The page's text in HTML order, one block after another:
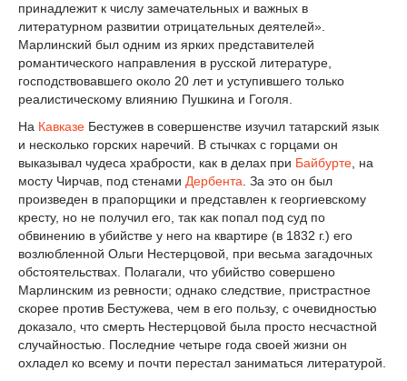
принадлежит к числу замечательных и важных в
литературном развитии отрицательных деятелей».
Марлинский был одним из ярких представителей
романтического направления в русской литературе,
господствовавшего около 20 лет и уступившего только
реалистическому влиянию Пушкина и Гоголя.
На Кавказе Бестужев в совершенстве изучил татарский язык
и несколько горских наречий. В стычках с горцами он
выказывал чудеса храбрости, как в делах при Байбурте , на
мосту Чирчав, под стенами Дербента . За это он был
произведен в прапорщики и представлен к георгиевскому
кресту, но не получил его, так как попал под суд по
обвинению в убийстве у него на квартире (в 1832 г.) его
возлюбленной Ольги Нестерцовой, при весьма загадочных
обстоятельствах. Полагали, что убийство совершено
Марлинским из ревности; однако следствие, пристрастное
скорее против Бестужева, чем в его пользу, с очевидностью
доказало, что смерть Нестерцовой была просто несчастной
случайностью. Последние четыре года своей жизни он
охладел ко всему и почти перестал заниматься литературой.